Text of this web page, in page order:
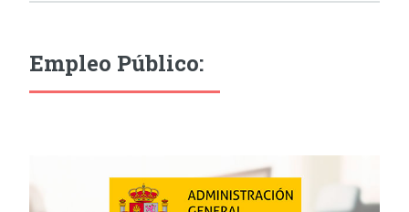
Empleo Público: